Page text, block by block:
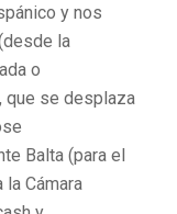
y nos
la
o
que se desplaza
Balta (para el
la Cámara